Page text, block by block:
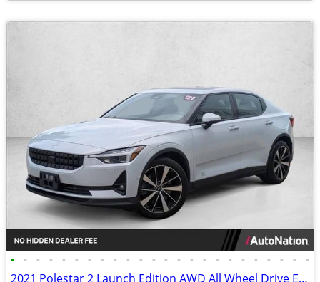
• • • • • • • • • • • • • • • • • • • • • • • •
2021 Polestar 2 Launch Edition AWD All Wheel Drive Electric AUTONATION